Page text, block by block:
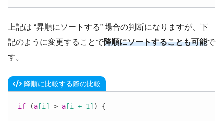
上記は “昇順にソートする” 場合の判断になりますが、下
記のように変更することで降順にソートすることも可能で
す。
降順に比較する際の比較
if (a[i] > a[i + 1] ) {